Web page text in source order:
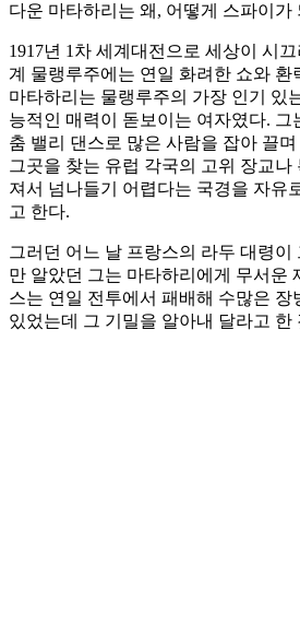
다운 마타하리는 왜, 어떻게 스파이가
1917년 1차 세계대전으로 세상이 시
계 물랭루주에는 연일 화려한 쇼와 환
마타하리는 물랭루주의 가장 인기 있
능적인 매력이 돋보이는 여자였다. 그
춤 밸리 댄스로 많은 사람을 잡아 끌
그곳을 찾는 유럽 각국의 고위 장교나
져서 넘나들기 어렵다는 국경을 자유
고 한다.
그러던 어느 날 프랑스의 라두 대령이
만 알았던 그는 마타하리에게 무서운
스는 연일 전투에서 패배해 수많은 장
있었는데 그 기밀을 알아내 달라고 한